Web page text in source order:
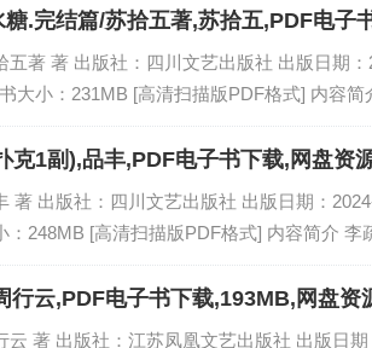
糖.完结篇/苏拾五著,苏拾五,PDF电子
五著 著 出版社：四川文艺出版社 出版日期
大小：231MB [高清扫描版PDF格式] 内容简
克1副),品丰,PDF电子书下载,网盘资
著 出版社：四川文艺出版社 出版日期：
：248MB [高清扫描版PDF格式] 内容简介 李
行云,PDF电子书下载,193MB,网盘资
云 著 出版社：江苏凤凰文艺出版社 出版日